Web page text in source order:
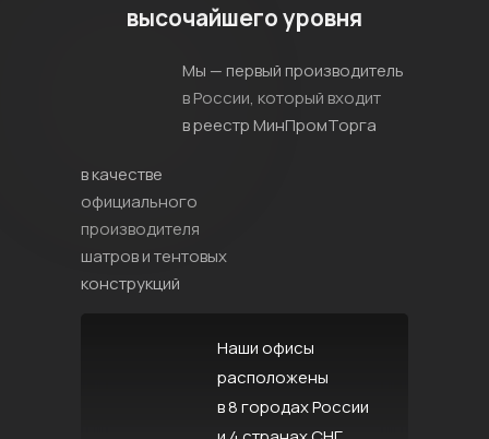
высочайшего уровня
Мы — первый производитель
в России, который входит
в реестр МинПромТорга
в качестве
официального
производителя
шатров и тентовых
конструкций
Наши офисы
расположены
в 8 городах России